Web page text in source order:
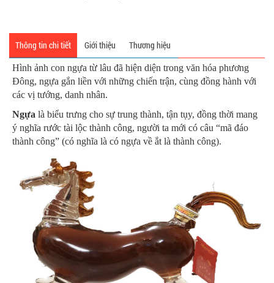
Thông tin chi tiết Giới thiệu Thương hiệu
Hình ảnh con ngựa từ lâu đã hiện diện trong văn hóa phương
Đông, ngựa gắn liền với những chiến trận, cùng đồng hành với
các vị tướng, danh nhân.
Ngựa là biểu trưng cho sự trung thành, tận tụy, đồng thời mang
ý nghĩa rước tài lộc thành công, người ta mới có câu “mã đáo
thành công” (có nghĩa là có ngựa về ắt là thành công).